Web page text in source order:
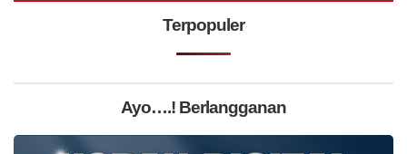
Terpopuler
Ayo….! Berlangganan